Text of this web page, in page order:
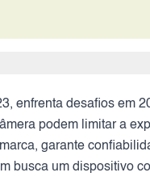
enfrenta desafios em
podem limitar a
garante
busca um dispositivo